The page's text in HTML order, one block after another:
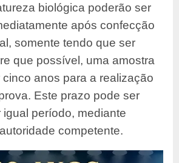
biológica poderão ser
após confecção
somente tendo que ser
que possível, uma amostra
anos para a realização
Este prazo pode ser
igual período, mediante
competente.